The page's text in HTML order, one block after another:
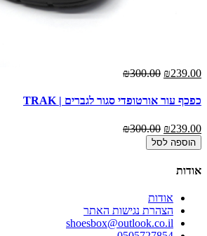
₪239.00
₪300.00
כפכף עור אורטופדי סגור לגברים | TRAK
₪239.00
₪300.00
הוספה לסל
אודות
אודות
הצהרת נגישות האתר
shoesbox@outlook.co.il